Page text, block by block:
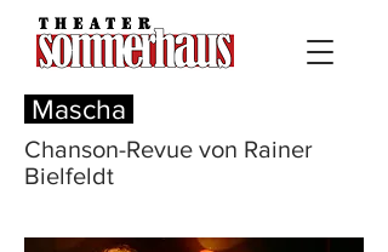
Mascha
Chanson-Revue von Rainer
Bielfeldt